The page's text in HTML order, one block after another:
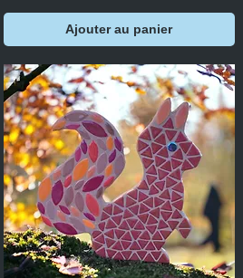
Ajouter au panier